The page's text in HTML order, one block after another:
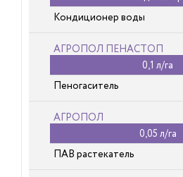
Кондиционер воды
АГРОПОЛ ПЕНАСТОП
0,1 л/га
Пеногаситель
АГРОПОЛ
0,05 л/га
ПАВ растекатель